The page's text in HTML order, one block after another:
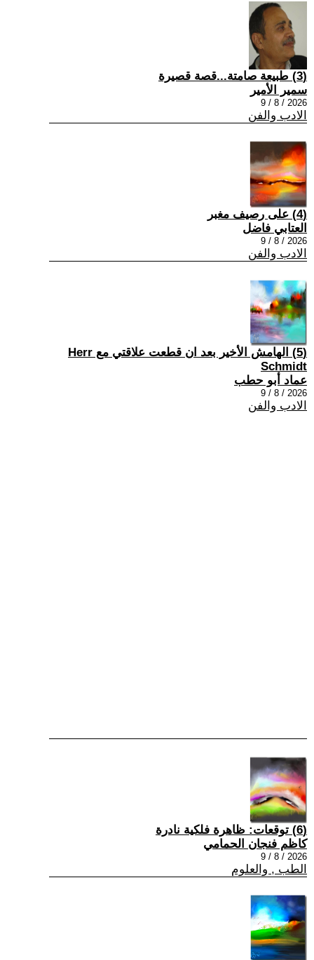
(3) طبيعة صامتة...قصة قصيرة
سمير الأمير
2026 / 8 / 9
الادب والفن
(4) على رصيف مغبر
العتابي فاضل
2026 / 8 / 9
الادب والفن
(5) الهامش الأخير بعد ان قطعت علاقتي مع Herr
Schmidt
عماد أبو حطب
2026 / 8 / 9
الادب والفن
(6) توقعات: ظاهرة فلكية نادرة
كاظم فنجان الحمامي
2026 / 8 / 9
الطب , والعلوم